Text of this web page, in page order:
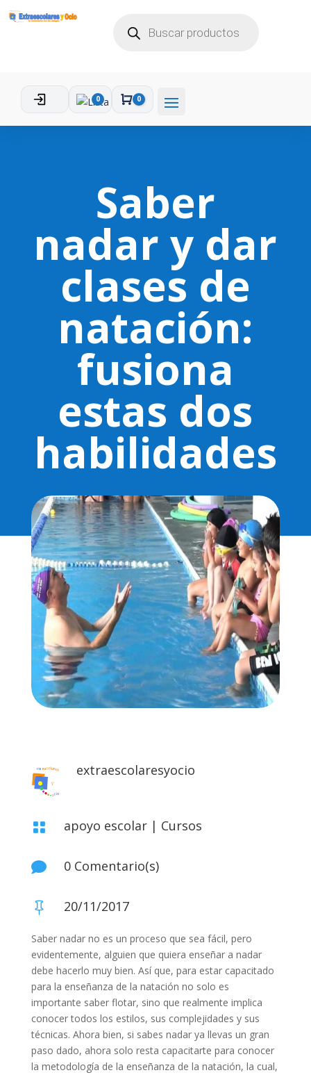
PRODUCTOS
0
Carro
0
Saber
nadar y dar
clases de
natación:
fusiona
estas dos
habilidades
extraescolaresyocio
 apoyo escolar| Cursos
 0 Comentario(s)
 20/11/2017
Saber nadar no es un proceso que sea fácil, pero
evidentemente, alguien que quiera enseñar a nadar
debe hacerlo muy bien. Así que, para estar capacitado
para la enseñanza de la natación no solo es
importante saber flotar, sino que realmente implica
conocer todos los estilos, sus complejidades y sus
técnicas. Ahora bien, si sabes nadar ya llevas un gran
paso dado, ahora solo resta capacitarte para conocer
la metodología de la enseñanza de la natación, la cual,